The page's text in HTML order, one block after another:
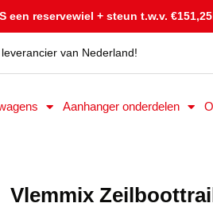
een reservewiel + steun t.w.v.
van Nederland!
Aanhanger onderdelen
Vlemmix